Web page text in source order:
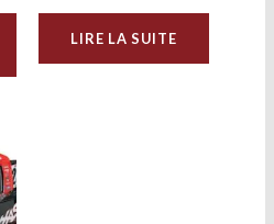
LIRE LA SUITE